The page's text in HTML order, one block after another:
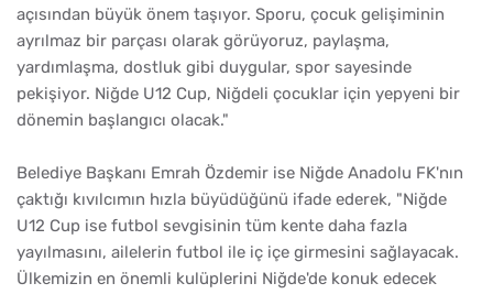
açısından büyük önem taşıyor. Sporu, çocuk gelişiminin
ayrılmaz bir parçası olarak görüyoruz, paylaşma,
yardımlaşma, dostluk gibi duygular, spor sayesinde
pekişiyor. Niğde U12 Cup, Niğdeli çocuklar için yepyeni bir
dönemin başlangıcı olacak."
Belediye Başkanı Emrah Özdemir ise Niğde Anadolu FK'nın
çaktığı kıvılcımın hızla büyüdüğünü ifade ederek, "Niğde
U12 Cup ise futbol sevgisinin tüm kente daha fazla
yayılmasını, ailelerin futbol ile iç içe girmesini sağlayacak.
Ülkemizin en önemli kulüplerini Niğde'de konuk edecek